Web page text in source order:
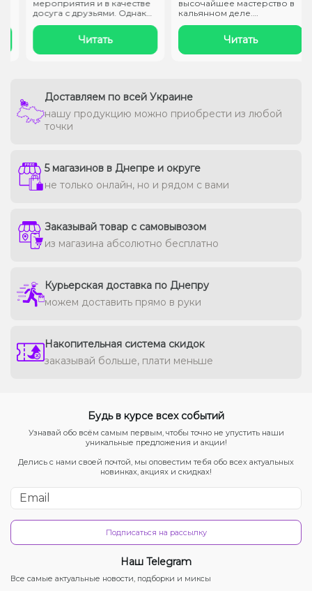
мероприятия и в качестве
досуга с друзьями. Однако
Читать
высочайшее мастерство в
кальянном деле.
Читать
Доставляем по всей Украине
нашу продукцию можно приобрести из любой
точки
5 магазинов в Днепре и округе
не только онлайн, но и рядом с вами
Заказывай товар с самовывозом
из магазина абсолютно бесплатно
Курьерская доставка по Днепру
можем доставить прямо в руки
Накопительная система скидок
заказывай больше, плати меньше
Будь в курсе всех событий
Узнавай обо всём самым первым, чтобы точно не упустить наши
уникальные предложения и акции!
Делись с нами своей почтой, мы оповестим тебя обо всех актуальных
новинках, акциях и скидках!
Подписаться на рассылку
Наш Telegram
Все самые актуальные новости, подборки и миксы